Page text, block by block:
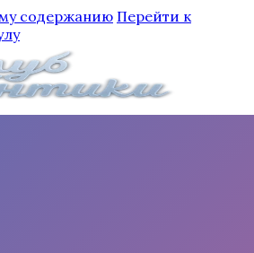
содержанию Перейти к